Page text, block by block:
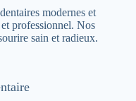
modernes et
professionnel. Nos
sain et radieux.